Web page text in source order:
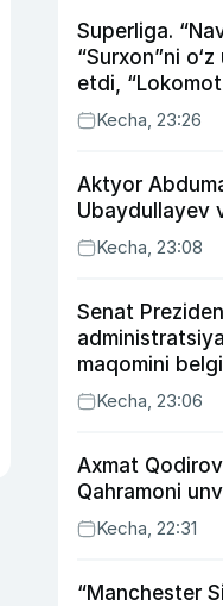
Superliga.
“Surxon”ni
etdi,
uyda g‘alaba
Kecha, 23:26
Aktyor
Ubaydullayev
Kecha, 23:08
Senat
maqomini
ma’qulladi
Kecha, 23:06
Axmat
Qahramoni
Kecha, 22:31
“Manchester